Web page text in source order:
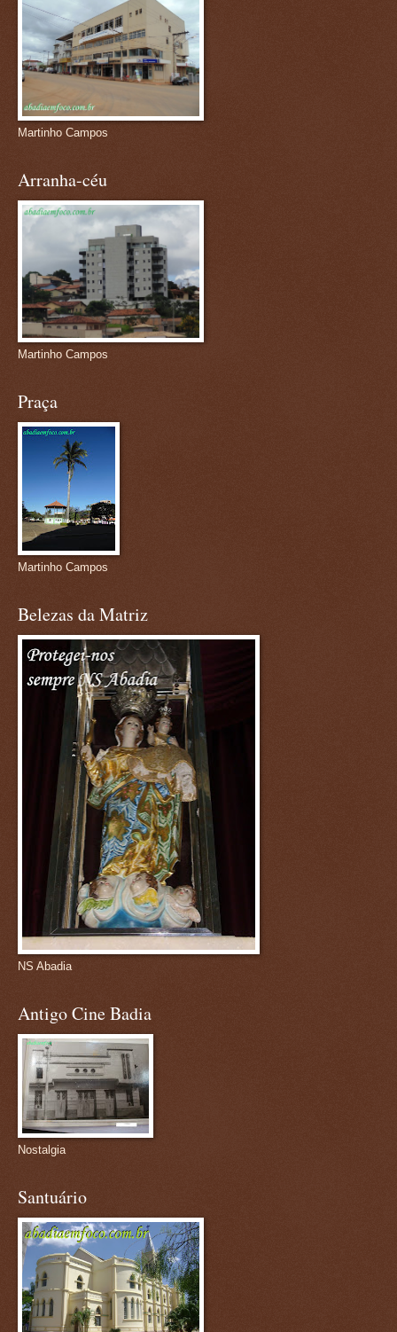
Martinho Campos
Arranha-céu
Martinho Campos
Praça
Martinho Campos
Belezas da Matriz
NS Abadia
Antigo Cine Badia
Nostalgia
Santuário